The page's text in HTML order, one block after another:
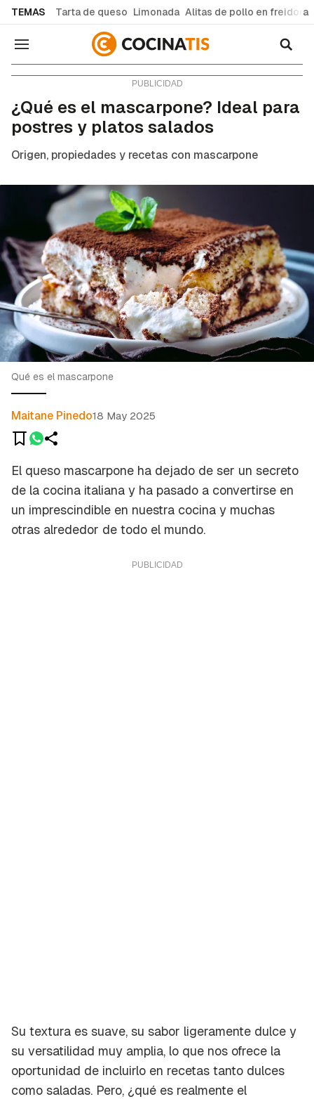
TEMAS Tarta de queso Limonada Alitas de pollo en freidora
Navegación
¿Qué es el mascarpone? Ideal para
postres y platos salados
Origen, propiedades y recetas con mascarpone
Qué es el mascarpone
Maitane Pinedo18 May 2025
El queso mascarpone ha dejado de ser un secreto
de la cocina italiana y ha pasado a convertirse en
un imprescindible en nuestra cocina y muchas
otras alrededor de todo el mundo.
Su textura es suave, su sabor ligeramente dulce y
su versatilidad muy amplia, lo que nos ofrece la
oportunidad de incluirlo en recetas tanto dulces
como saladas. Pero, ¿qué es realmente el